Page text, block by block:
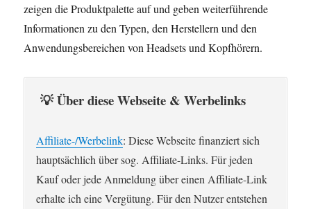
zeigen die Produktpalette auf und geben weiterführende
Informationen zu den Typen, den Herstellern und den
Anwendungsbereichen von Headsets und Kopfhörern.
💡 Über diese Webseite & Werbelinks
Affiliate-/Werbelink: Diese Webseite finanziert sich
hauptsächlich über sog. Affiliate-Links. Für jeden
Kauf oder jede Anmeldung über einen Affiliate-Link
erhalte ich eine Vergütung. Für den Nutzer entstehen